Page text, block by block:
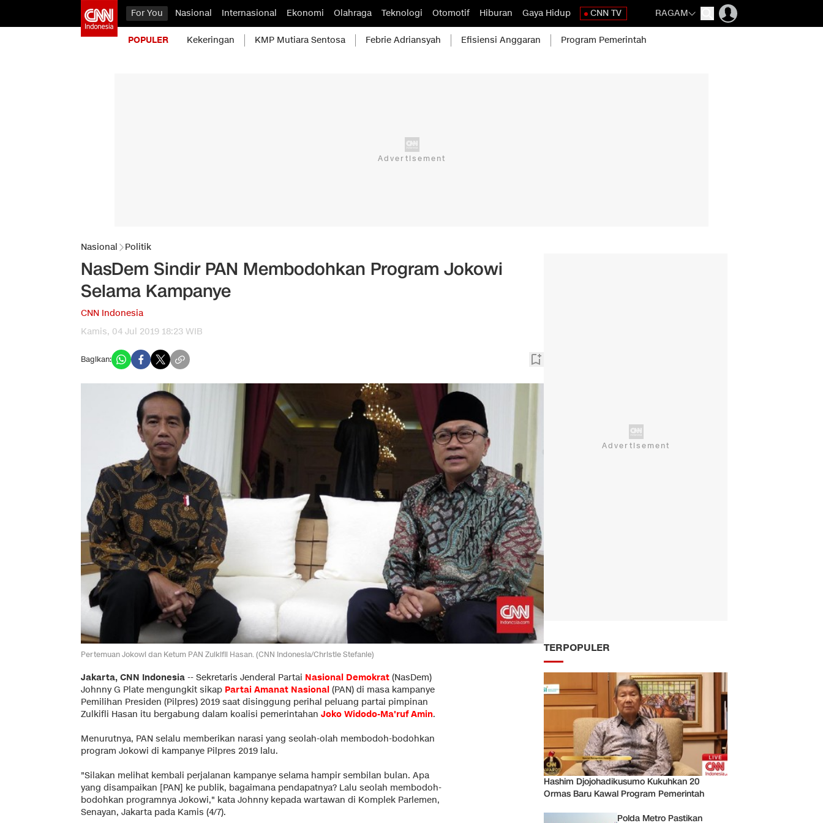
For You Nasional Internasional Ekonomi Olahraga Teknologi Otomotif Hiburan Gaya Hidup CNN TV RAGAM
POPULER Kekeringan KMP Mutiara Sentosa Febrie Adriansyah Efisiensi Anggaran Program Pemerintah
Nasional Politik
NasDem Sindir PAN Membodohkan Program Jokowi
Selama Kampanye
CNN Indonesia
Kamis, 04 Jul 2019 18:23 WIB
Bagikan:
Pertemuan Jokowi dan Ketum PAN Zulkifli Hasan. (CNN Indonesia/Christie Stefanie)
Jakarta, CNN Indonesia -- Sekretaris Jenderal Partai Nasional Demokrat (NasDem)
Johnny G Plate mengungkit sikap Partai Amanat Nasional (PAN) di masa kampanye
Pemilihan Presiden (Pilpres) 2019 saat disinggung perihal peluang partai pimpinan
Zulkifli Hasan itu bergabung dalam koalisi pemerintahan Joko Widodo-Ma'ruf Amin.
Menurutnya, PAN selalu memberikan narasi yang seolah-olah membodoh-bodohkan
program Jokowi di kampanye Pilpres 2019 lalu.
"Silakan melihat kembali perjalanan kampanye selama hampir sembilan bulan. Apa
yang disampaikan [PAN] ke publik, bagaimana pendapatnya? Lalu seolah membodoh-
bodohkan programnya Jokowi," kata Johnny kepada wartawan di Komplek Parlemen,
Senayan, Jakarta pada Kamis (4/7).
TERPOPULER
Hashim Djojohadikusumo Kukuhkan 20
Ormas Baru Kawal Program Pemerintah
Polda Metro Pastikan